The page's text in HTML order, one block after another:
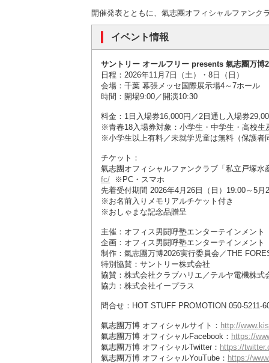
開催発表とともに、氣志團オフィシャルファンク
イベント情報
サントリー オールフリー presents 氣志團万博
日程：2026年11月7日（土）・8日（日）
会場：千葉 幕張メッセ国際展示場4～7ホール
時間：開場9:00／開演10:30
料金：1日入場券16,000円／2日通し入場券
※青春18入場券対象：小学生・中学生・高校生
※小学生以上有料／未就学児童は無料（保護者
チケット：
氣志團オフィシャルファンクラブ「私立戸塚
fc/ ※PC・スマホ
先着受付期間 2026年4月26日（日）19:00～5月
※お名前入りメモリアルチケット付き
※おしゃまな記念品贈呈
主催：オフィス男闘呼塾エンターテインメント
企画：オフィス男闘呼塾エンターテインメント
制作：氣志團万博2026実行委員会／THE
特別協賛：サントリー株式会社
協賛：株式会社クラブハリエ／テルヤ電機株式
協力：株式会社イープラス
問合せ：HOT STUFF PROMOTION 050-5211-
氣志團万博 オフィシャルサイト： http://
氣志團万博 オフィシャルFacebook： https://
氣志團万博 オフィシャルTwitter： https://
氣志團万博 オフィシャルYouTube： https://